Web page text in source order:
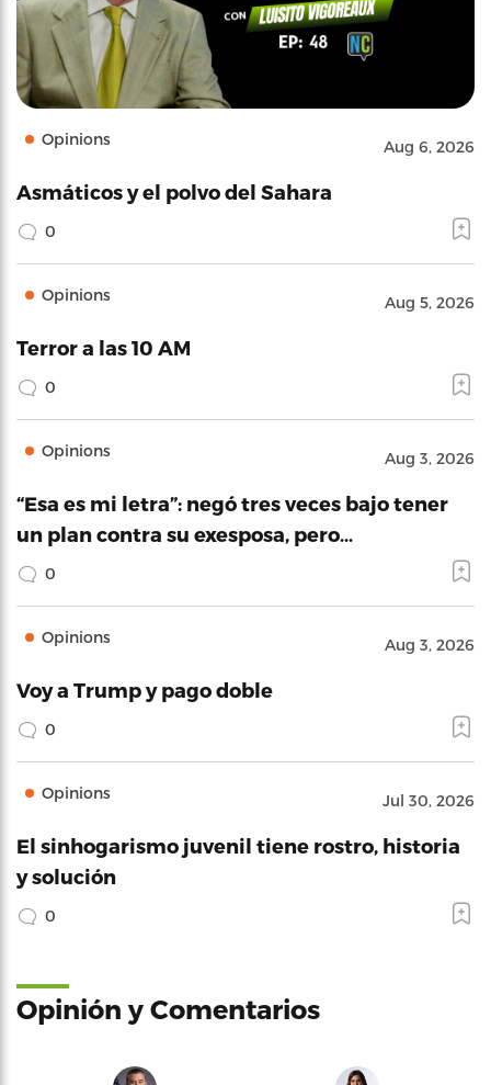
Opinions Aug 6, 2026
Asmáticos y el polvo del Sahara
0
Opinions Aug 5, 2026
Terror a las 10 AM
0
Opinions Aug 3, 2026
“Esa es mi letra”: negó tres veces bajo tener
un plan contra su exesposa, pero…
0
Opinions Aug 3, 2026
Voy a Trump y pago doble
0
Opinions Jul 30, 2026
El sinhogarismo juvenil tiene rostro, historia
y solución
0
Opinión y Comentarios